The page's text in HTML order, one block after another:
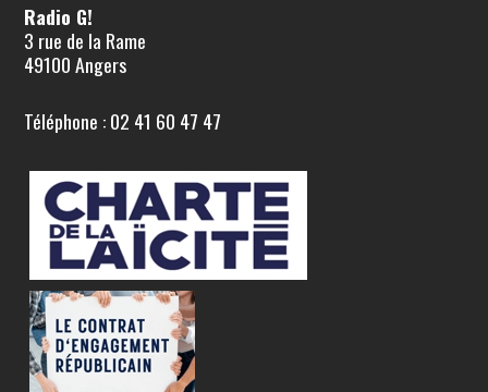
Radio G!
3 rue de la Rame
49100 Angers
Téléphone : 02 41 60 47 47